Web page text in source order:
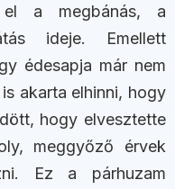
el a megbánás, a
ideje. Emellett
édesapja már nem
akarta elhinni, hogy
hogy elvesztette
meggyőző érvek
Ez a párhuzam